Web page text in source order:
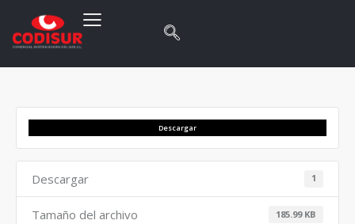
Descargar
Descargar 1
Tamaño del archivo 185.99 KB